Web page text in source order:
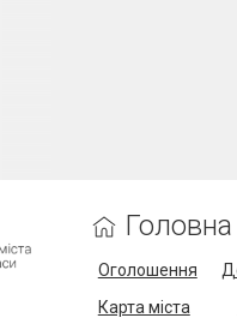
Головна
Оголошення
Карта міста